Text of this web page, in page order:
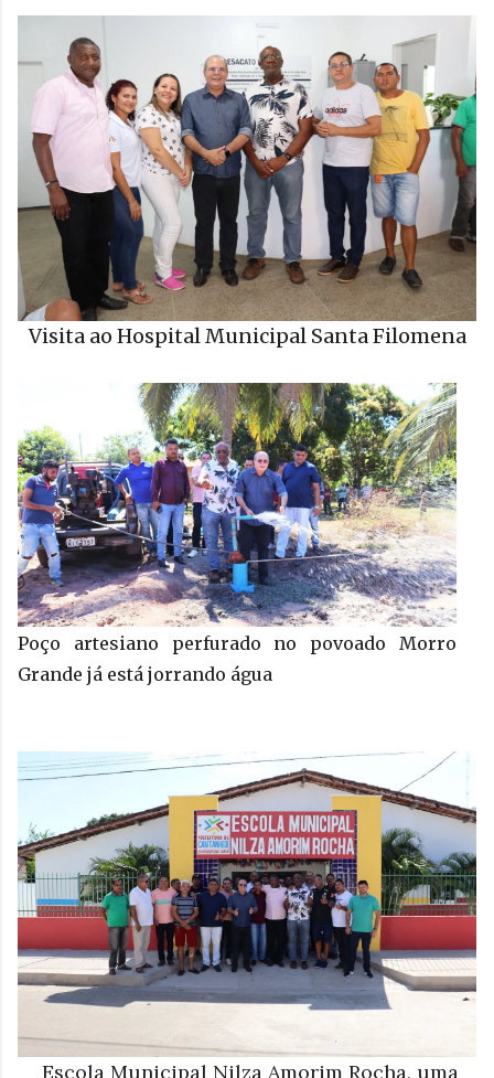
Visita ao Hospital Municipal Santa Filomena
Poço artesiano perfurado no povoado Morro
Grande já está jorrando água
Escola Municipal Nilza Amorim Rocha, uma